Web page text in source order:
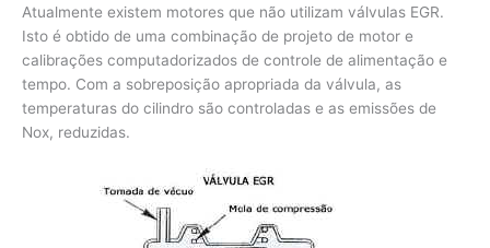
Atualmente existem motores que não utilizam válvulas EGR.
Isto é obtido de uma combinação de projeto de motor e
calibrações computadorizados de controle de alimentação e
tempo. Com a sobreposição apropriada da válvula, as
temperaturas do cilindro são controladas e as emissões de
Nox, reduzidas.